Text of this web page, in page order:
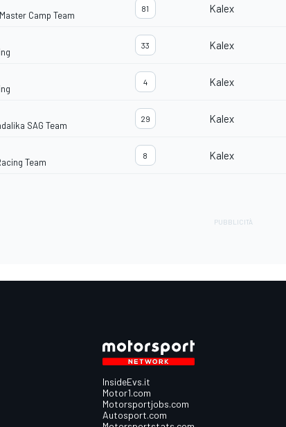
Camp Team
81 Kalex
33 Kalex
4 Kalex
SAG Team
29 Kalex
Team
8 Kalex
InsideEvs.it
Motor1.com
Motorsportjobs.com
Autosport.com